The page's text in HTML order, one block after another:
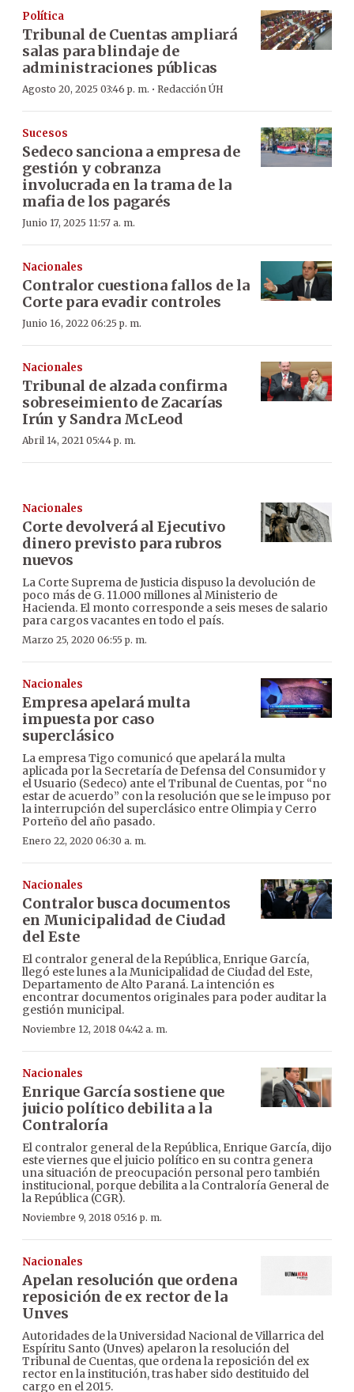
Política
Tribunal de Cuentas ampliará
salas para blindaje de
administraciones públicas
Agosto 20, 2025 03:46 p. m. · Redacción ÚH
Sucesos
Sedeco sanciona a empresa de
gestión y cobranza
involucrada en la trama de la
mafia de los pagarés
Junio 17, 2025 11:57 a. m.
Nacionales
Contralor cuestiona fallos de la
Corte para evadir controles
Junio 16, 2022 06:25 p. m.
Nacionales
Tribunal de alzada confirma
sobreseimiento de Zacarías
Irún y Sandra McLeod
Abril 14, 2021 05:44 p. m.
Nacionales
Corte devolverá al Ejecutivo
dinero previsto para rubros
nuevos
La Corte Suprema de Justicia dispuso la devolución de
poco más de G. 11.000 millones al Ministerio de
Hacienda. El monto corresponde a seis meses de salario
para cargos vacantes en todo el país.
Marzo 25, 2020 06:55 p. m.
Nacionales
Empresa apelará multa
impuesta por caso
superclásico
La empresa Tigo comunicó que apelará la multa
aplicada por la Secretaría de Defensa del Consumidor y
el Usuario (Sedeco) ante el Tribunal de Cuentas, por “no
estar de acuerdo” con la resolución que se le impuso por
la interrupción del superclásico entre Olimpia y Cerro
Porteño del año pasado.
Enero 22, 2020 06:30 a. m.
Nacionales
Contralor busca documentos
en Municipalidad de Ciudad
del Este
El contralor general de la República, Enrique García,
llegó este lunes a la Municipalidad de Ciudad del Este,
Departamento de Alto Paraná. La intención es
encontrar documentos originales para poder auditar la
gestión municipal.
Noviembre 12, 2018 04:42 a. m.
Nacionales
Enrique García sostiene que
juicio político debilita a la
Contraloría
El contralor general de la República, Enrique García, dijo
este viernes que el juicio político en su contra genera
una situación de preocupación personal pero también
institucional, porque debilita a la Contraloría General de
la República (CGR).
Noviembre 9, 2018 05:16 p. m.
Nacionales
Apelan resolución que ordena
reposición de ex rector de la
Unves
Autoridades de la Universidad Nacional de Villarrica del
Espíritu Santo (Unves) apelaron la resolución del
Tribunal de Cuentas, que ordena la reposición del ex
rector en la institución, tras haber sido destituido del
cargo en el 2015.